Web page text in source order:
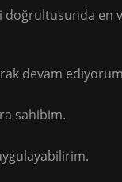
en
devam
sahibim.